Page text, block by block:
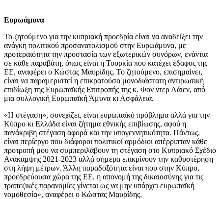
Ευρωάμυνα
Το ζητούμενο για την κυπριακή προεδρία είναι να αναδείξει την
ανάγκη πολιτικού προσανατολισμού στην Ευρωάμυνα, με
προτεραιότητα την προστασία των εξωτερικών συνόρων, ενάντια
σε κάθε παραβάτη, όπως είναι η Τουρκία που κατέχει έδαφος της
ΕΕ, αναφέρει ο Κώστας Μαυρίδης. Το ζητούμενο, επισημαίνει,
είναι να παραμεριστεί η επικρατούσα μονοδιάστατη αντιρωσική
επιδίωξη της Ευρωπαϊκής Επιτροπής της κ. Φον ντερ Λάιεν, από
μια συλλογική Ευρωπαϊκή Άμυνα κι Ασφάλεια.
«Η στέγαση», συνεχίζει, είναι ευρωπαϊκό πρόβλημα αλλά για την
Κύπρο κι Ελλάδα είναι ζήτημα εθνικής επιβίωσης, αφού η
πανάκριβη στέγαση αφορά και την υπογεννητικότητα. Πάντως,
είναι περίεργο που διάφοροι πολιτικοί αρμόδιοι απέρριπταν κάθε
προτροπή μου να συμπεριλάβουν τη στέγαση στο Κυπριακό Σχέδιο
Ανάκαμψης 2021-2023 αλλά σήμερα επικρίνουν την καθυστέρηση
στη λήψη μέτρων. Άλλη παραδοξότητα είναι που στην Κύπρο,
προεδρεύουσα χώρα της ΕΕ, η απονομή της δικαιοσύνης για τις
τραπεζικές παρανομίες γίνεται ως να μην υπάρχει ευρωπαϊκή
νομοθεσία», αναφέρει ο Κώστας Μαυρίδης.